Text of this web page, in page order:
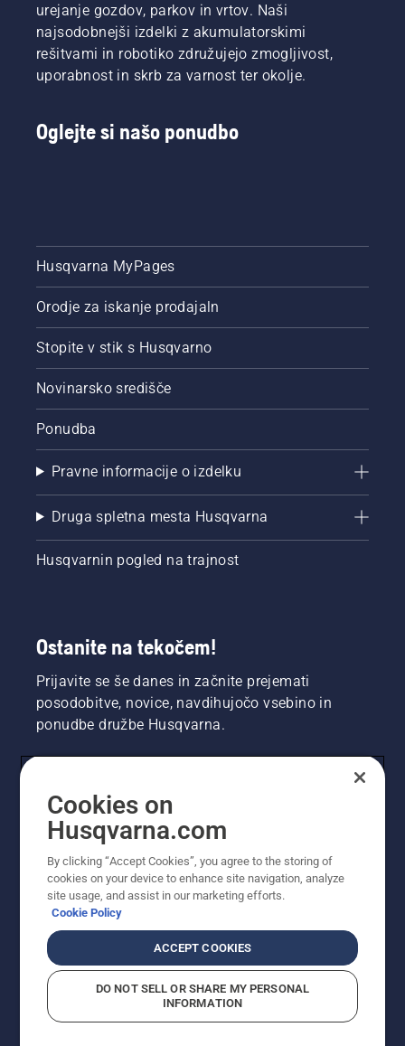
urejanje gozdov, parkov in vrtov. Naši
najsodobnejši izdelki z akumulatorskimi
rešitvami in robotiko združujejo zmogljivost,
uporabnost in skrb za varnost ter okolje.
Oglejte si našo ponudbo
Husqvarna MyPages
Orodje za iskanje prodajaln
Stopite v stik s Husqvarno
Novinarsko središče
Ponudba
Pravne informacije o izdelku
Druga spletna mesta Husqvarna
Husqvarnin pogled na trajnost
Ostanite na tekočem!
Prijavite se še danes in začnite prejemati
posodobitve, novice, navdihujočo vsebino in
ponudbe družbe Husqvarna.
Cookies on
Husqvarna.com
By clicking “Accept Cookies”, you agree to the storing of
cookies on your device to enhance site navigation, analyze
site usage, and assist in our marketing efforts.
Cookie Policy
ACCEPT COOKIES
DO NOT SELL OR SHARE MY PERSONAL
INFORMATION